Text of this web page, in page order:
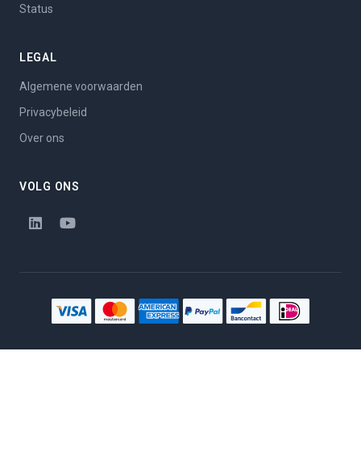
Status
LEGAL
Algemene voorwaarden
Privacybeleid
Over ons
VOLG ONS